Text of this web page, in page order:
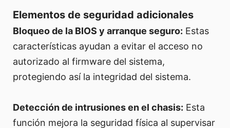
Elementos de seguridad adicionales
Bloqueo de la BIOS y arranque seguro: Estas
características ayudan a evitar el acceso no
autorizado al firmware del sistema,
protegiendo así la integridad del sistema.
Detección de intrusiones en el chasis: Esta
función mejora la seguridad física al supervisar